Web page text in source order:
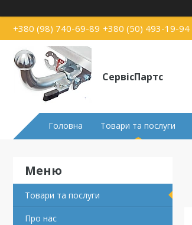
+380 (98) 740-69-89 +380 (50) 493-19-94
СервісПартс
Головна Товари та послуги
Товари та послуги
Про нас